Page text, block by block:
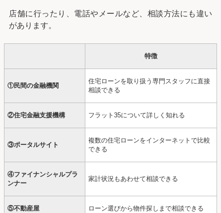
店舗に行ったり、電話やメールなど、相談方法にも違い
があります。
特徴
①民間の金融機関
住宅ローンを取り扱う専門スタッフに直接
相談できる
②住宅金融支援機構 フラット35について詳しく知れる
③ポータルサイト
複数の住宅ローンをインターネットで比較
できる
④ファイナンシャルプラ
ンナー
家計状況もあわせて相談できる
⑤不動産屋 ローン選びから物件探しまで相談できる